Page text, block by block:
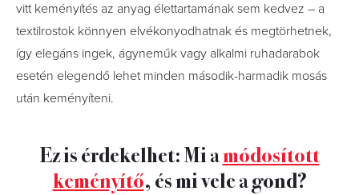
vitt keményítés az anyag élettartamának sem kedvez – a
textilrostok könnyen elvékonyodhatnak és megtörhetnek,
így elegáns ingek, ágyneműk vagy alkalmi ruhadarabok
esetén elegendő lehet minden második-harmadik mosás
után keményíteni.
Ez is érdekelhet: Mi amódosított
keményítő, és mi vele a gond?